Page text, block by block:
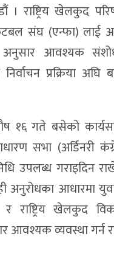
। राष्ट्रिय खेलकुद
संघ (एन्फा) लाई
अनुसार आवश्यक
प्रक्रिया अघि
१६ गते बसेको
सभा (अर्डिनरी
उपलब्ध गराइदिन
अनुरोधका आधारमा
र राष्ट्रिय खेलकुद
आवश्यक व्यवस्था गर्न